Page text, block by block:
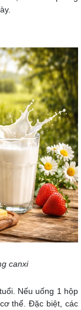
canxi
Nếu uống 1 hộp
thể. Đặc biệt, các